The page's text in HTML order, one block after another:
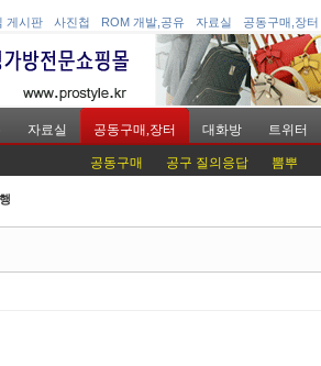
게시판 사진첩 ROM 개발,공유 자료실 공동구매,장터
자료실 공동구매,장터 대화방 트위터
공동구매 공구 질의응답 뽐뿌